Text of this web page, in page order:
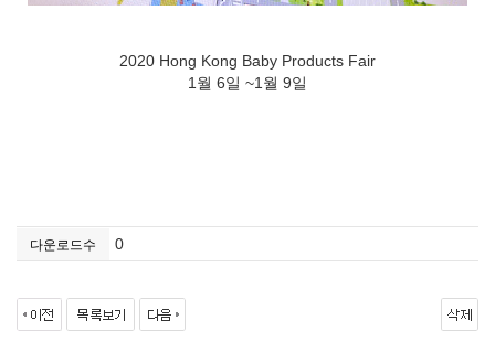
2020 Hong Kong Baby Products Fair
1월 6일 ~1월 9일
다운로드수 0